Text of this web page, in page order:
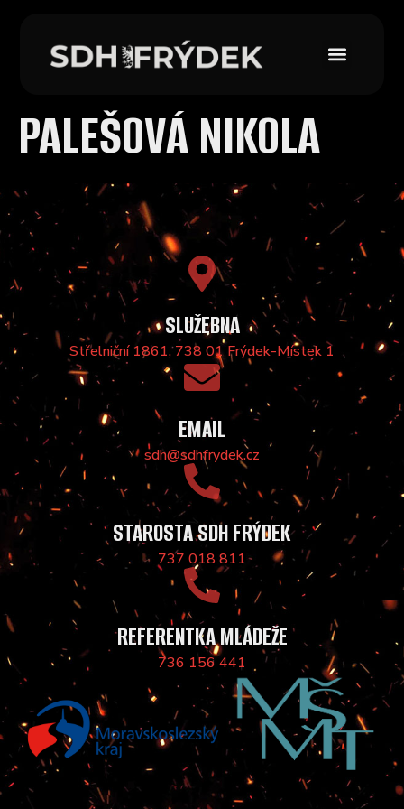
PALEŠOVÁ NIKOLA
SLUŽEBNA
Střelniční 1861, 738 01 Frýdek-Místek 1
EMAIL
sdh@sdhfrydek.cz
STAROSTA SDH FRÝDEK
737 018 811
REFERENTKA MLÁDEŽE
736 156 441